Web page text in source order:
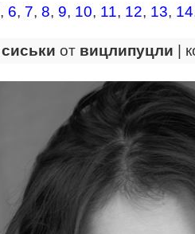
, 6, 7, 8, 9, 10, 11, 12, 13, 14
сиськи от вицлипуцли